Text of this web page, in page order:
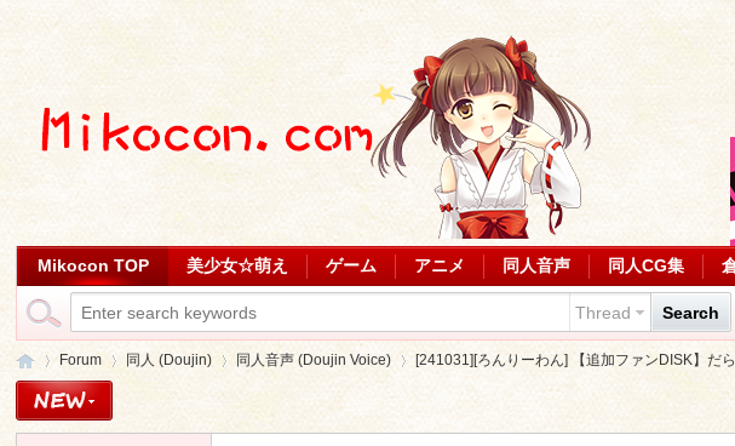
Mikocon TOP 美少女☆萌え ゲーム アニメ 同人音声 同人CG集
Thread Search
Forum 同人 (Doujin) 同人音声 (Doujin Voice) [241031][ろんりーわん] 【追加ファンDISK】だ